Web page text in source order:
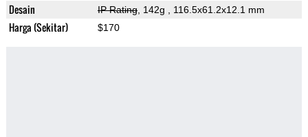
Desain IP Rating, 142g , 116.5x61.2x12.1 mm
Harga (Sekitar) $170